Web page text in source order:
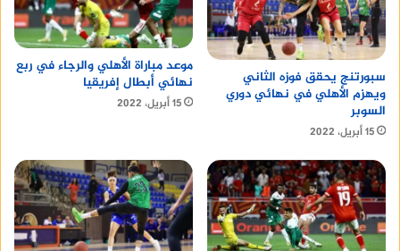
سبورتنج يحقق فوزه الثاني
ويهزم الأهلي في نهائي دوري
السوبر
15 أبريل، 2022
موعد مباراة الأهلي والرجاء في ربع
نهائي أبطال إفريقيا
15 أبريل، 2022